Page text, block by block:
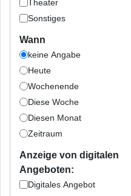
Theater
Sonstiges
Wann
keine Angabe
Heute
Wochenende
Diese Woche
Diesen Monat
Zeitraum
Anzeige von digitalen
Angeboten:
Digitales Angebot